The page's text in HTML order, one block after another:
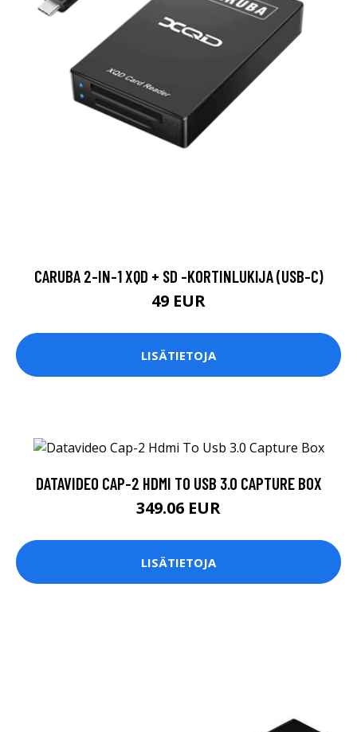
CARUBA 2-IN-1 XQD + SD -KORTINLUKIJA (USB-C)
49 EUR
LISÄTIETOJA
DATAVIDEO CAP-2 HDMI TO USB 3.0 CAPTURE BOX
349.06 EUR
LISÄTIETOJA